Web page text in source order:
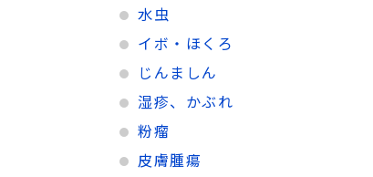
水虫
イボ・ほくろ
じんましん
湿疹、かぶれ
粉瘤
皮膚腫瘍